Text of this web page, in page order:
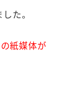
た。
紙媒体が